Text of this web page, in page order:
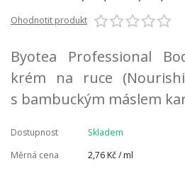
Ohodnotit produkt
Byotea Professional
krém na ruce
s bambuckým máslem
Dostupnost
Skladem
Měrná cena
2,76 Kč / ml